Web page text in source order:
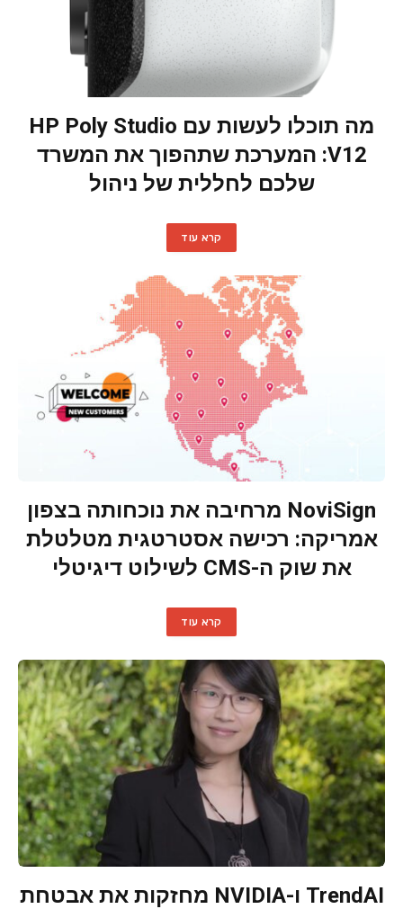
מה תוכלו לעשות עם HP Poly Studio
V12: המערכת שתהפוך את המשרד
שלכם לחללית של ניהול
קרא עוד
NoviSign מרחיבה את נוכחותה בצפון
אמריקה: רכישה אסטרטגית מטלטלת
את שוק ה-CMS לשילוט דיגיטלי
קרא עוד
TrendAI ו-NVIDIA מחזקות את אבטחת